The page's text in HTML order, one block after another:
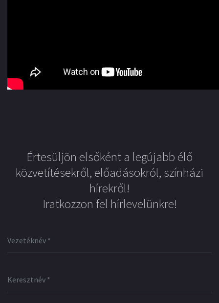
Értesüljön elsőként a legújabb élő
közvetítésekről, előadásokról, színházi
hírekről!
Iratkozzon fel hírlevelünkre!